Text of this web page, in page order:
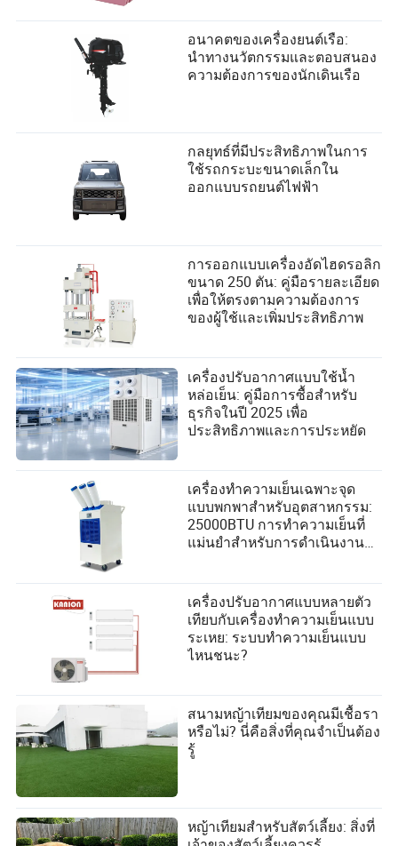
อนาคตของเครื่องยนต์เรือ:
นำทางนวัตกรรมและตอบสนอง
ความต้องการของนักเดินเรือ
กลยุทธ์ที่มีประสิทธิภาพในการ
ใช้รถกระบะขนาดเล็กใน
ออกแบบรถยนต์ไฟฟ้า
การออกแบบเครื่องอัดไฮดรอลิก
ขนาด 250 ตัน: คู่มือรายละเอียด
เพื่อให้ตรงตามความต้องการ
ของผู้ใช้และเพิ่มประสิทธิภาพ
เครื่องปรับอากาศแบบใช้น้ำ
หล่อเย็น: คู่มือการซื้อสำหรับ
ธุรกิจในปี 2025 เพื่อ
ประสิทธิภาพและการประหยัด
เครื่องทำความเย็นเฉพาะจุด
แบบพกพาสำหรับอุตสาหกรรม:
25000BTU การทำความเย็นที่
แม่นยำสำหรับการดำเนินงานที่
เครื่องปรับอากาศแบบหลายตัว
เทียบกับเครื่องทำความเย็นแบบ
ระเหย: ระบบทำความเย็นแบบ
ไหนชนะ?
สนามหญ้าเทียมของคุณมีเชื้อรา
หรือไม่? นี่คือสิ่งที่คุณจำเป็นต้อง
รู้
หญ้าเทียมสำหรับสัตว์เลี้ยง: สิ่งที่